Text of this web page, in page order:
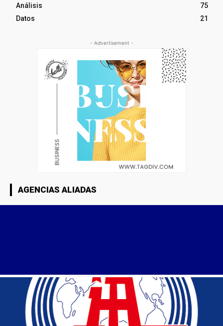
Análisis
75
Datos
21
- Advertisement -
AGENCIAS ALIADAS